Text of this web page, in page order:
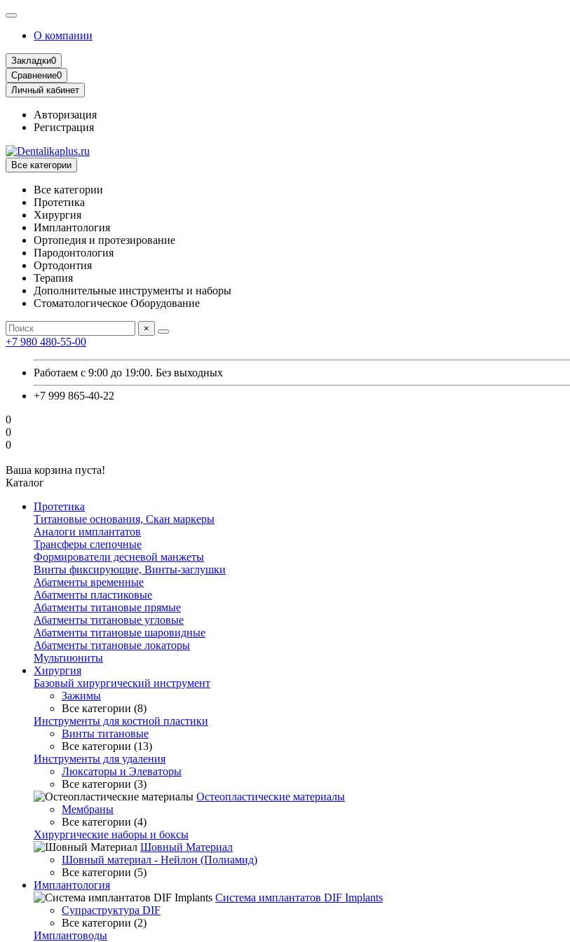
О компании
Закладки0
Сравнение0
Личный кабинет
Авторизация
Регистрация
Все категории
Все категории
Протетика
Хирургия
Имплантология
Ортопедия и протезирование
Пародонтология
Ортодонтия
Терапия
Дополнительные инструменты и наборы
Стоматологическое Оборудование
×
+7 980 480-55-00
Работаем с 9:00 до 19:00. Без выходных
+7 999 865-40-22
0
0
0
Ваша корзина пуста!
Каталог
Протетика
Титановые основания, Скан маркеры
Аналоги имплантатов
Трансферы слепочные
Формирователи десневой манжеты
Винты фиксирующие, Винты-заглушки
Абатменты временные
Абатменты пластиковые
Абатменты титановые прямые
Абатменты титановые угловые
Абатменты титановые шаровидные
Абатменты титановые локаторы
Мультиюниты
Хирургия
Базовый хирургический инструмент
Зажимы
Все категории (8)
Инструменты для костной пластики
Винты титановые
Все категории (13)
Инструменты для удаления
Люксаторы и Элеваторы
Все категории (3)
Остеопластические материалы
Мембраны
Все категории (4)
Хирургические наборы и боксы
Шовный Материал
Шовный материал - Нейлон (Полиамид)
Все категории (5)
Имплантология
Система имплантатов DIF Implants
Супраструктура DIF
Все категории (2)
Имплантоводы